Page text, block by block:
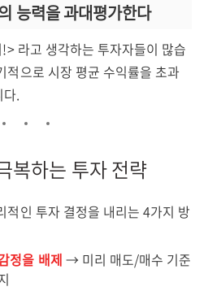
능력을 과대평가한다
라고 생각하는 투자자들이 많습
적으로 시장 평균 수익률을 초과
.
복하는 투자 전략
적인 투자 결정을 내리는 4가지 방
정을 배제 → 미리 매도/매수 기준